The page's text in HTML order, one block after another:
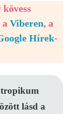
kövess
a Viberen, a
Hírek-
lásd a